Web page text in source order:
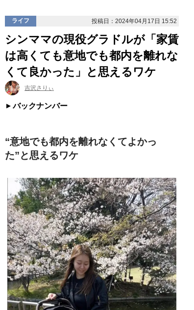
ライフ 投稿日：2024年04月17日 15:52
シンママの現役グラドルが「家賃
は高くても意地でも都内を離れな
くて良かった」と思えるワケ
吉沢さりぃ
バックナンバー
“意地でも都内を離れなくてよかっ
た”と思えるワケ